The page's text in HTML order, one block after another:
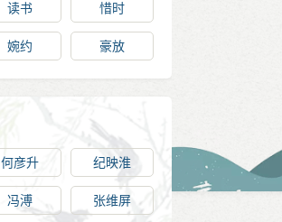
读书 惜时
婉约 豪放
何彦升 纪映淮
冯溥 张维屏